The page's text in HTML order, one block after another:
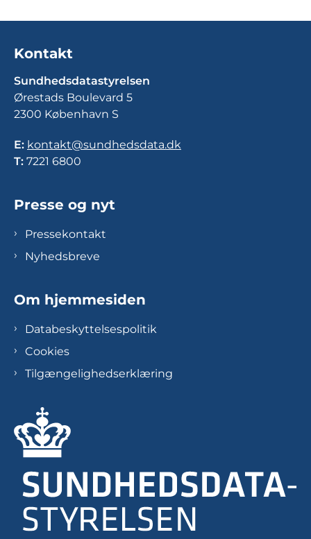
Kontakt
Sundhedsdatastyrelsen
Ørestads Boulevard 5
2300 København S
E: kontakt@sundhedsdata.dk
T: 7221 6800
Presse og nyt
Pressekontakt
Nyhedsbreve
Om hjemmesiden
Databeskyttelsespolitik
Cookies
Tilgængelighedserklæring